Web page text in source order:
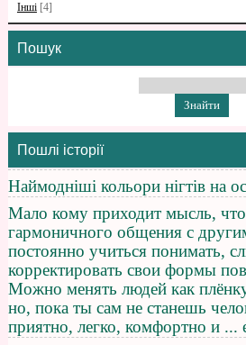
Інші [4]
Пошук
Пошлі історії